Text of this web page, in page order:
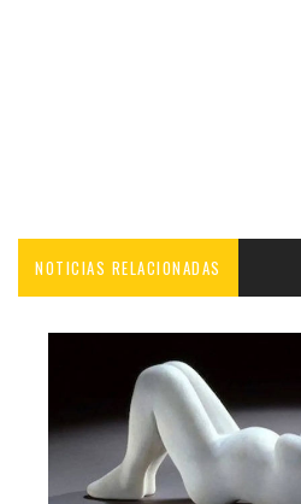
NOTICIAS RELACIONADAS